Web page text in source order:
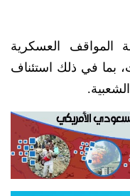
المواقف العسكرية
بما في ذلك استئناف